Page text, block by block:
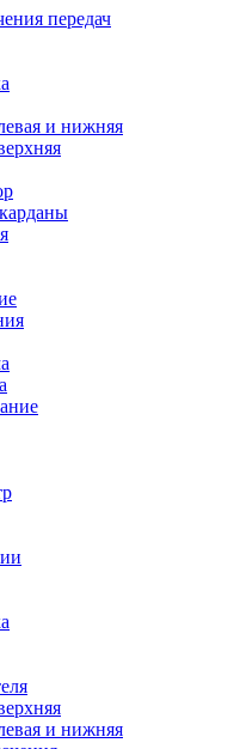
передач
и нижняя
и нижняя